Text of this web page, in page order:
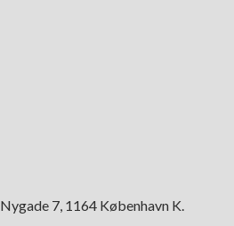
Nygade 7, 1164 København K.